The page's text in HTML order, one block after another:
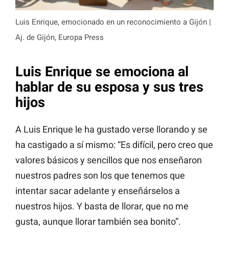
Luis Enrique, emocionado en un reconocimiento a Gijón |
Aj. de Gijón, Europa Press
Luis Enrique se emociona al
hablar de su esposa y sus tres
hijos
A Luis Enrique le ha gustado verse llorando y se
ha castigado a sí mismo: “Es difícil, pero creo que
valores básicos y sencillos que nos enseñaron
nuestros padres son los que tenemos que
intentar sacar adelante y enseñárselos a
nuestros hijos. Y basta de llorar, que no me
gusta, aunque llorar también sea bonito”.